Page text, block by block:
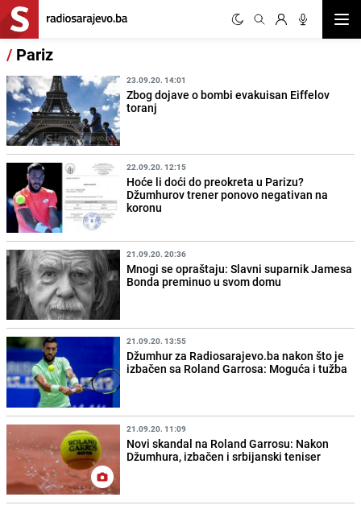
/ Pariz
23.09.20. 14:01
Zbog dojave o bombi evakuisan Eiffelov
toranj
22.09.20. 12:15
Hoće li doći do preokreta u Parizu?
Džumhurov trener ponovo negativan na
koronu
21.09.20. 20:36
Mnogi se opraštaju: Slavni suparnik Jamesa
Bonda preminuo u svom domu
21.09.20. 13:55
Džumhur za Radiosarajevo.ba nakon što je
izbačen sa Roland Garrosa: Moguća i tužba
21.09.20. 11:09
Novi skandal na Roland Garrosu: Nakon
Džumhura, izbačen i srbijanski teniser